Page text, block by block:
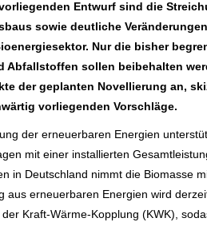
Entwurf sind die
sowie deutliche
Nur die bisher
Abfallstoffen sollen beibehalten
der geplanten Novellierung an,
vorliegenden Vorschläge.
der erneuerbaren Energien
mit einer installierten
in Deutschland nimmt die Biomasse
erneuerbaren Energien wird
Kraft-Wärme-Kopplung (KWK),